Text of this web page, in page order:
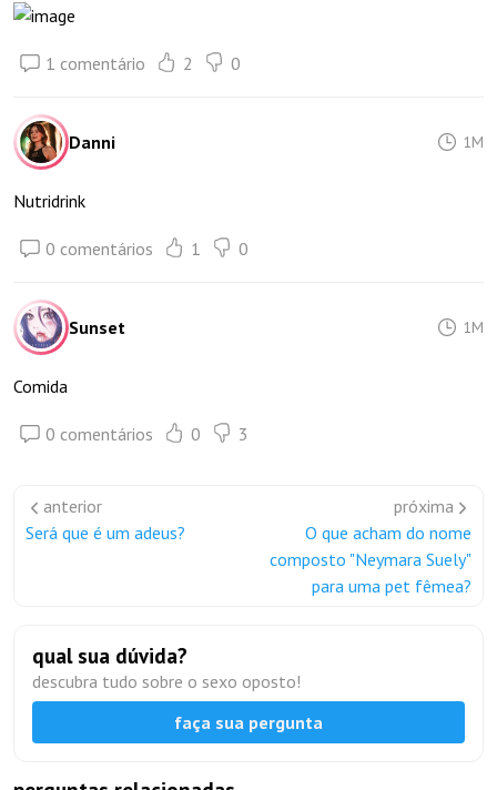
1 comentário 2 0
Danni 1M
Nutridrink
0 comentários 1 0
Sunset 1M
Comida
0 comentários 0 3
anterior
Será que é um adeus?
próxima
O que acham do nome
composto "Neymara Suely"
para uma pet fêmea?
qual sua dúvida?
descubra tudo sobre o sexo oposto!
faça sua pergunta